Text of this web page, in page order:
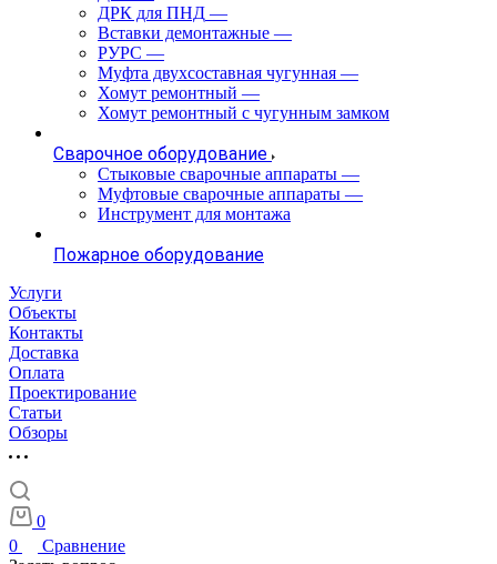
ДРК для ПНД —
Вставки демонтажные —
РУРС —
Муфта двухсоставная чугунная —
Хомут ремонтный —
Хомут ремонтный с чугунным замком
Сварочное оборудование
Стыковые сварочные аппараты —
Муфтовые сварочные аппараты —
Инструмент для монтажа
Пожарное оборудование
Услуги
Объекты
Контакты
Доставка
Оплата
Проектирование
Статьи
Обзоры
0
0
Сравнение